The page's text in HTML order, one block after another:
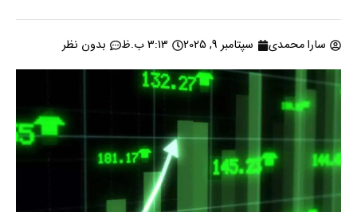
سارا محمدی سپتامبر 9, 2025 3:13 ب.ظ بدون نظر